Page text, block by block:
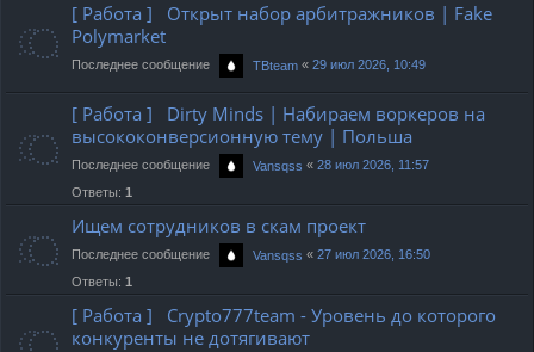
[ Работа ] Открыт набор арбитражников | Fake
Polymarket
Последнее сообщение TBteam « 29 июл 2026, 10:49
[ Работа ] Dirty Minds | Набираем воркеров на
высококонверсионную тему | Польша
Последнее сообщение Vansqss « 28 июл 2026, 11:57
Ответы: 1
Ищем сотрудников в скам проект
Последнее сообщение Vansqss « 27 июл 2026, 16:50
Ответы: 1
[ Работа ] Crypto777team - Уровень до которого
конкуренты не дотягивают